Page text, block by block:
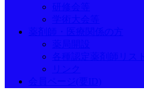
研修会等
学術大会等
薬剤師・医療関係の方
薬局開設
各種認定薬剤師リスト
リンク
会員ページ(要ID)